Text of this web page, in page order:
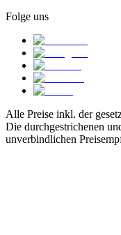
Folge uns
Alle Preise inkl. der
Die durchgestrichenen
unverbindlichen